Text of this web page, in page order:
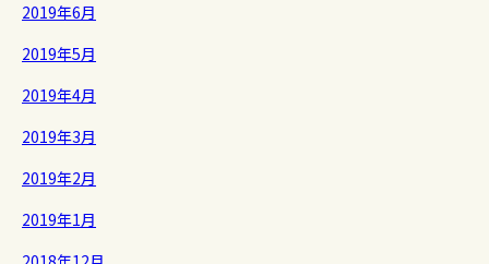
2019年6月
2019年5月
2019年4月
2019年3月
2019年2月
2019年1月